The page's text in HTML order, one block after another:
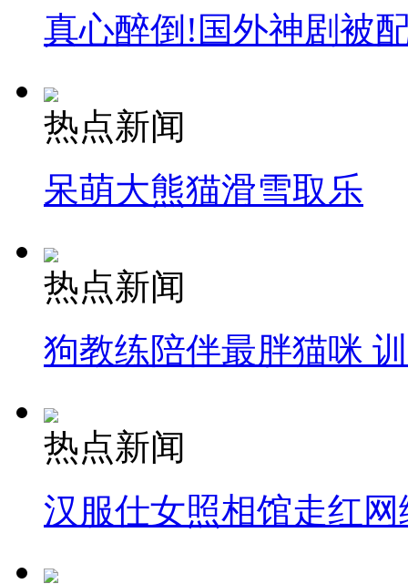
真心醉倒!国外神剧被
热点新闻
呆萌大熊猫滑雪取乐
热点新闻
狗教练陪伴最胖猫咪
热点新闻
汉服仕女照相馆走红网